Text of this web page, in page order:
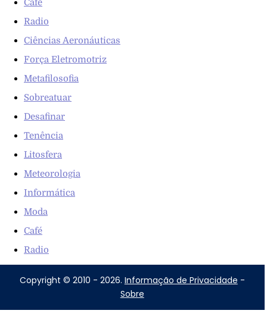
Radio
Ciências Aeronáuticas
Força Eletromotriz
Metafilosofia
Sobreatuar
Desafinar
Tenência
Litosfera
Meteorologia
Informática
Moda
Café
Radio
Copyright © 2010 - 2026. Informação de Privacidade -
Sobre